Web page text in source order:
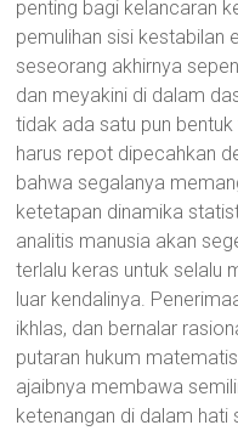
penting bagi kelancaran
pemulihan sisi kestabilan
seseorang akhirnya
dan meyakini di dalam
tidak ada satu pun
harus repot dipecahkan
bahwa segalanya
ketetapan dinamika
analitis manusia akan
terlalu keras untuk selalu
luar kendalinya.
ikhlas, dan bernalar
putaran hukum
ajaibnya membawa
ketenangan di dalam hati